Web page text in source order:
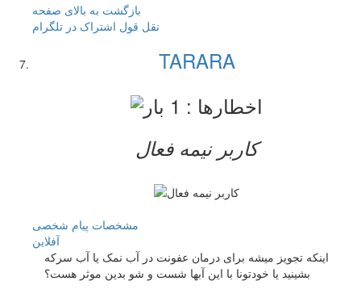
بازگشت به بالای صفحه
نقل قول اشتراک در تلگرام
TARARA
کاربر نيمه فعال
مشخصات پیام شخصی
آفلاين
اینکه تجویز میشه برای درمان عفونت در آب نمک یا آب سرکه
بشینید یا خودتونا با این آبها شست و شو بدین موثر هست؟